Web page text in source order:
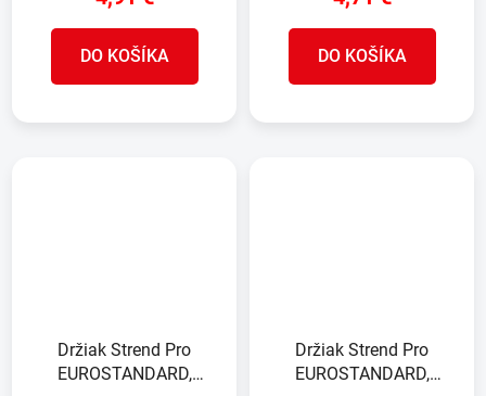
DO KOŠÍKA DO KOŠÍKA
Držiak Strend Pro
EUROSTANDARD,
Držiak Strend Pro
EUROSTANDARD,